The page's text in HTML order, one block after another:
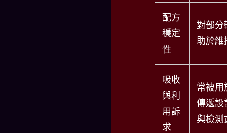
配方
穩定
性
對部分
助於維
吸收
與利
用訴
求
常被用
傳遞設
與檢測